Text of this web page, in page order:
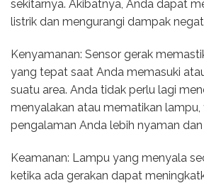
sekitarnya. Akibatnya, Anda dapat
listrik dan mengurangi dampak
Kenyamanan: Sensor gerak
yang tepat saat Anda memasuki
suatu area. Anda tidak perlu lagi
menyalakan atau mematikan
pengalaman Anda lebih nyaman dan
Keamanan: Lampu yang menyala
ketika ada gerakan dapat